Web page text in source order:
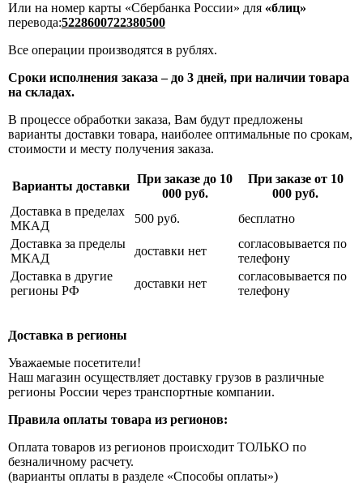
Или на номер карты «Сбербанка России» для «блиц»
перевода:5228600722380500
Все операции производятся в рублях.
Сроки исполнения заказа – до 3 дней, при наличии товара
на складах.
В процессе обработки заказа, Вам будут предложены
варианты доставки товара, наиболее оптимальные по срокам,
стоимости и месту получения заказа.
Варианты доставки
При заказе до 10
000 руб.
При заказе от 10
000 руб.
Доставка в пределах
МКАД
500 руб.
бесплатно
Доставка за пределы
МКАД
доставки нет
согласовывается по
телефону
Доставка в другие
регионы РФ
доставки нет
согласовывается по
телефону
Доставка в регионы
Уважаемые посетители!
Наш магазин осуществляет доставку грузов в различные
регионы России через транспортные компании.
Правила оплаты товара из регионов:
Оплата товаров из регионов происходит ТОЛЬКО по
безналичному расчету.
(варианты оплаты в разделе «Способы оплаты»)